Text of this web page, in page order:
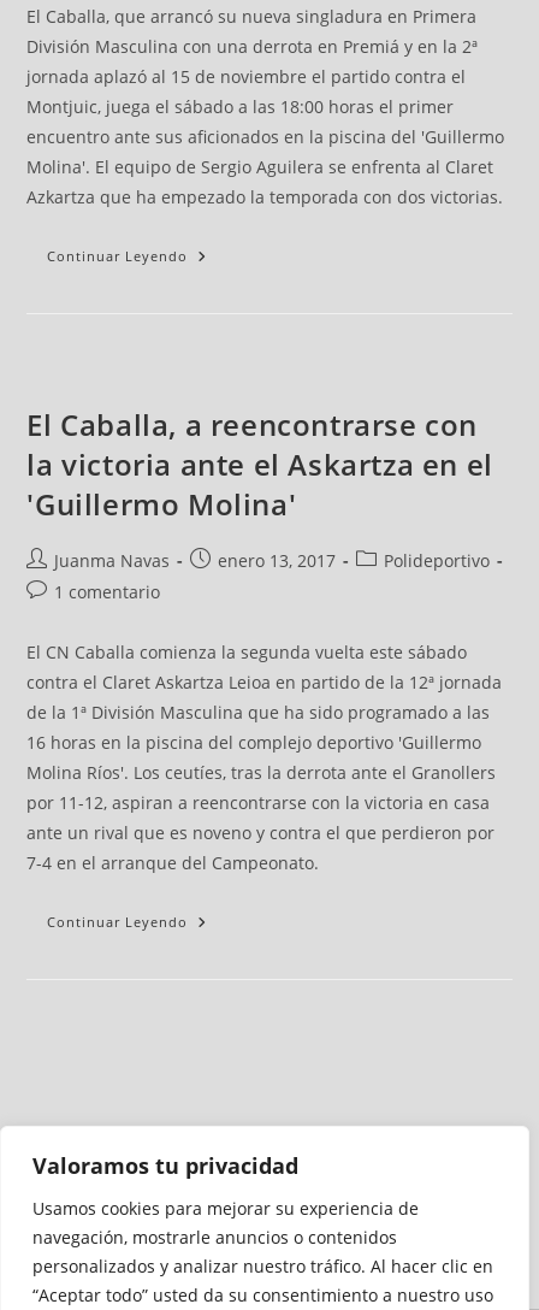
Valoramos tu privacidad
Usamos cookies para mejorar su experiencia de
navegación, mostrarle anuncios o contenidos
personalizados y analizar nuestro tráfico. Al hacer clic en
“Aceptar todo” usted da su consentimiento a nuestro uso
El Caballa, que arrancó su nueva singladura en Primera
División Masculina con una derrota en Premiá y en la 2ª
jornada aplazó al 15 de noviembre el partido contra el
Montjuic, juega el sábado a las 18:00 horas el primer
encuentro ante sus aficionados en la piscina del 'Guillermo
Molina'. El equipo de Sergio Aguilera se enfrenta al Claret
Azkartza que ha empezado la temporada con dos victorias.
Continuar Leyendo
El Caballa, a reencontrarse con
la victoria ante el Askartza en el
'Guillermo Molina'
Juanma Navas enero 13, 2017
Polideportivo
1 comentario
El CN Caballa comienza la segunda vuelta este sábado
contra el Claret Askartza Leioa en partido de la 12ª jornada
de la 1ª División Masculina que ha sido programado a las
16 horas en la piscina del complejo deportivo 'Guillermo
Molina Ríos'. Los ceutíes, tras la derrota ante el Granollers
por 11-12, aspiran a reencontrarse con la victoria en casa
ante un rival que es noveno y contra el que perdieron por
7-4 en el arranque del Campeonato.
Continuar Leyendo
Medio auditado por